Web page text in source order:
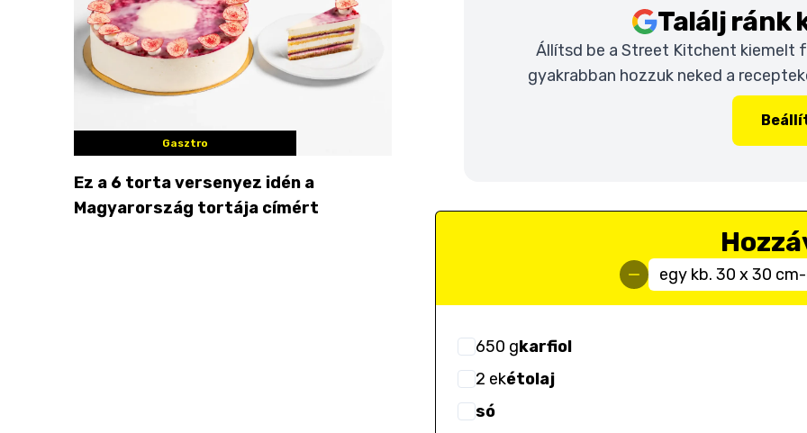
Gasztro
Ez a 6 torta versenyez idén a
Magyarország tortája címért
Találj ránk
Állítsd be a Street Kitchent kiemelt
gyakrabban hozzuk neked a
egy kb. 30 x 30
650 gkarfiol
2 ekétolaj
só